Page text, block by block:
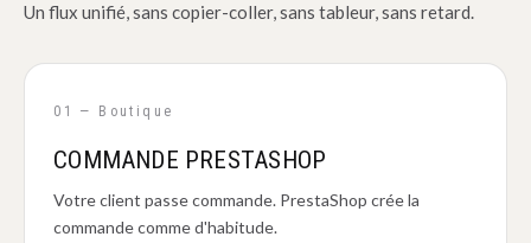
Un flux unifié, sans copier-coller, sans tableur, sans retard.
01 — Boutique
COMMANDE PRESTASHOP
Votre client passe commande. PrestaShop crée la
commande comme d'habitude.